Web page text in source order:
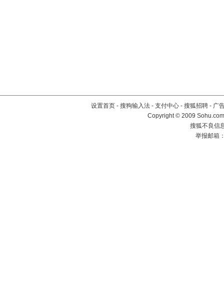
设置首页 - 搜狗输入法 - 支付中心 - 搜狐招聘 - 广
Copyright © 2009
搜狐不良信
举报邮箱